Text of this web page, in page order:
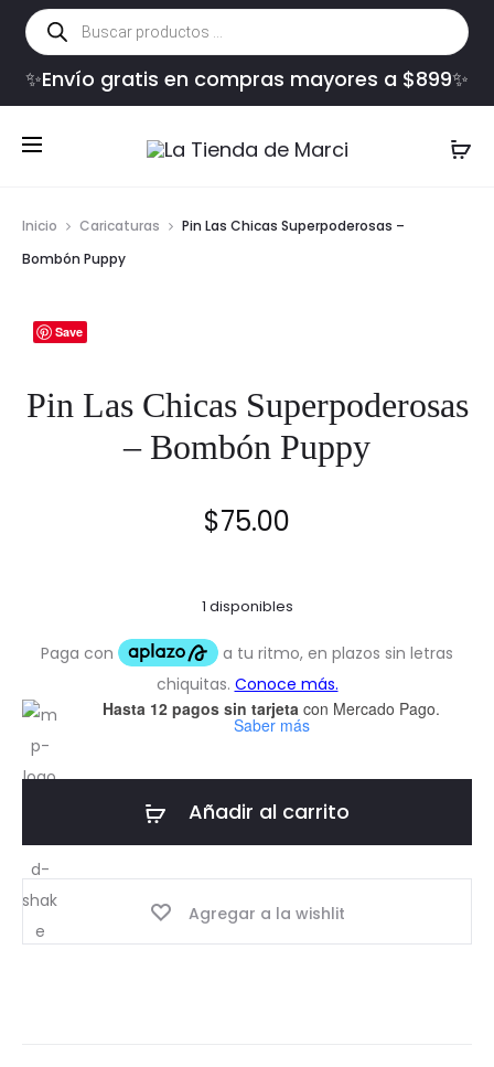
Búsqueda
de
productos
✨Envío gratis en compras mayores a $899✨
Inicio Caricaturas
Pin Las Chicas Superpoderosas –
Bombón Puppy
Save
Pin Las Chicas Superpoderosas
– Bombón Puppy
$75.00
1 disponibles
Hasta 12 pagos sin tarjeta con Mercado Pago.
Saber más
Añadir al carrito
Agregar a la wishlit